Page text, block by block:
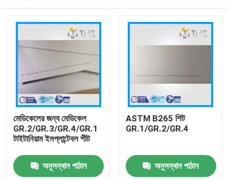
মেডিকেলের জন্য মেডিকেল
GR.2/GR.3/GR.4/GR.1
টাইটানিয়াম ইমপ্লান্টেবল শীট
অনুসন্ধান পাঠান
ASTM B265 শিট
GR.1/GR.2/GR.4
অনুসন্ধান পাঠান